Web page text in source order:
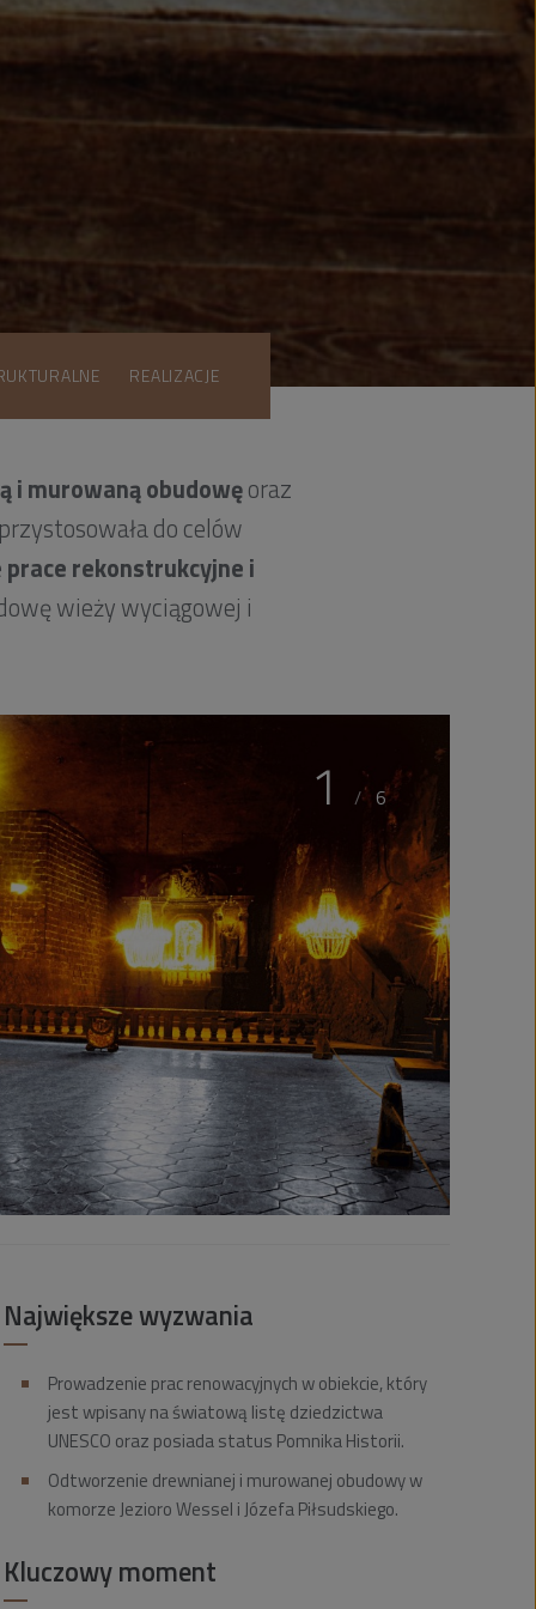
REALIZACJE
i murowaną obudowęoraz
do celów
prace rekonstrukcyjne i
wieży wyciągowej i
1 / 6
Największe wyzwania
Prowadzenie prac renowacyjnych w obiekcie, który
jest wpisany na światową listę dziedzictwa
UNESCO oraz posiada status Pomnika Historii.
Odtworzenie drewnianej i murowanej obudowy w
komorze Jezioro Wessel i Józefa Piłsudskiego.
Kluczowy moment